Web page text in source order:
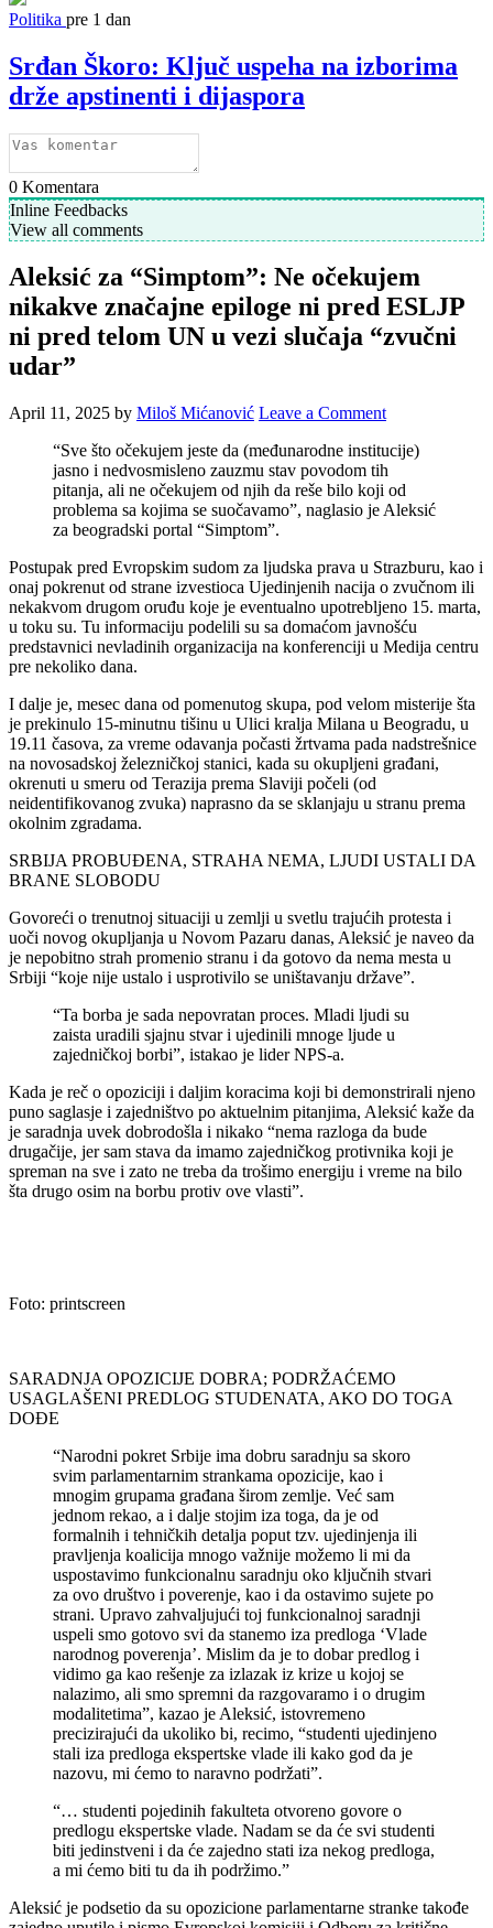
Politika pre 1 dan
Srđan Škoro: Ključ uspeha na izborima
drže apstinenti i dijaspora
0 Komentara
Inline Feedbacks
View all comments
Aleksić za “Simptom”: Ne očekujem
nikakve značajne epiloge ni pred ESLJP
ni pred telom UN u vezi slučaja “zvučni
udar”
April 11, 2025 by Miloš Mićanović Leave a Comment
“Sve što očekujem jeste da (međunarodne institucije)
jasno i nedvosmisleno zauzmu stav povodom tih
pitanja, ali ne očekujem od njih da reše bilo koji od
problema sa kojima se suočavamo”, naglasio je Aleksić
za beogradski portal “Simptom”.
Postupak pred Evropskim sudom za ljudska prava u Strazburu, kao i
onaj pokrenut od strane izvestioca Ujedinjenih nacija o zvučnom ili
nekakvom drugom oruđu koje je eventualno upotrebljeno 15. marta,
u toku su. Tu informaciju podelili su sa domaćom javnošću
predstavnici nevladinih organizacija na konferenciji u Medija centru
pre nekoliko dana.
I dalje je, mesec dana od pomenutog skupa, pod velom misterije šta
je prekinulo 15-minutnu tišinu u Ulici kralja Milana u Beogradu, u
19.11 časova, za vreme odavanja počasti žrtvama pada nadstrešnice
na novosadskoj železničkoj stanici, kada su okupljeni građani,
okrenuti u smeru od Terazija prema Slaviji počeli (od
neidentifikovanog zvuka) naprasno da se sklanjaju u stranu prema
okolnim zgradama.
SRBIJA PROBUĐENA, STRAHA NEMA, LJUDI USTALI DA
BRANE SLOBODU
Govoreći o trenutnoj situaciji u zemlji u svetlu trajućih protesta i
uoči novog okupljanja u Novom Pazaru danas, Aleksić je naveo da
je nepobitno strah promenio stranu i da gotovo da nema mesta u
Srbiji “koje nije ustalo i usprotivilo se uništavanju države”.
“Ta borba je sada nepovratan proces. Mladi ljudi su
zaista uradili sjajnu stvar i ujedinili mnoge ljude u
zajedničkoj borbi”, istakao je lider NPS-a.
Kada je reč o opoziciji i daljim koracima koji bi demonstrirali njeno
puno saglasje i zajedništvo po aktuelnim pitanjima, Aleksić kaže da
je saradnja uvek dobrodošla i nikako “nema razloga da bude
drugačije, jer sam stava da imamo zajedničkog protivnika koji je
spreman na sve i zato ne treba da trošimo energiju i vreme na bilo
šta drugo osim na borbu protiv ove vlasti”.
Foto: printscreen
SARADNJA OPOZICIJE DOBRA; PODRŽAĆEMO
USAGLAŠENI PREDLOG STUDENATA, AKO DO TOGA
DOĐE
“Narodni pokret Srbije ima dobru saradnju sa skoro
svim parlamentarnim strankama opozicije, kao i
mnogim grupama građana širom zemlje. Već sam
jednom rekao, a i dalje stojim iza toga, da je od
formalnih i tehničkih detalja poput tzv. ujedinjenja ili
pravljenja koalicija mnogo važnije možemo li mi da
uspostavimo funkcionalnu saradnju oko ključnih stvari
za ovo društvo i poverenje, kao i da ostavimo sujete po
strani. Upravo zahvaljujući toj funkcionalnoj saradnji
uspeli smo gotovo svi da stanemo iza predloga ‘Vlade
narodnog poverenja’. Mislim da je to dobar predlog i
vidimo ga kao rešenje za izlazak iz krize u kojoj se
nalazimo, ali smo spremni da razgovaramo i o drugim
modalitetima”, kazao je Aleksić, istovremeno
precizirajući da ukoliko bi, recimo, “studenti ujedinjeno
stali iza predloga ekspertske vlade ili kako god da je
nazovu, mi ćemo to naravno podržati”.
“… studenti pojedinih fakulteta otvoreno govore o
predlogu ekspertske vlade. Nadam se da će svi studenti
biti jedinstveni i da će zajedno stati iza nekog predloga,
a mi ćemo biti tu da ih podržimo.”
Aleksić je podsetio da su opozicione parlamentarne stranke takođe